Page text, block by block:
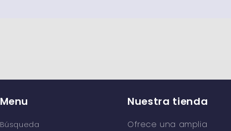
Menu
Búsqueda
Nuestra tienda
Ofrece una amplia